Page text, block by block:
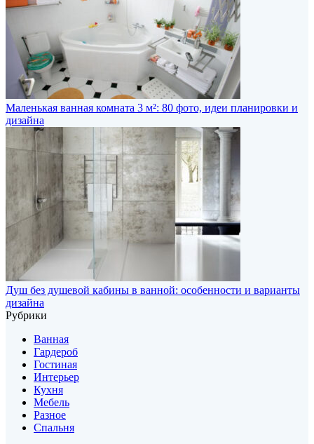
Маленькая ванная комната 3 м²: 80 фото, идеи планировки и
дизайна
Душ без душевой кабины в ванной: особенности и варианты
дизайна
Рубрики
Ванная
Гардероб
Гостиная
Интерьер
Кухня
Мебель
Разное
Спальня